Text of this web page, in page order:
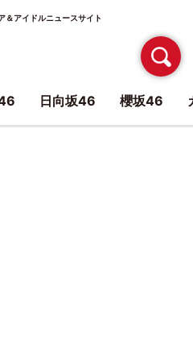
＆アイドルニュースサイト
日向坂46 櫻坂46